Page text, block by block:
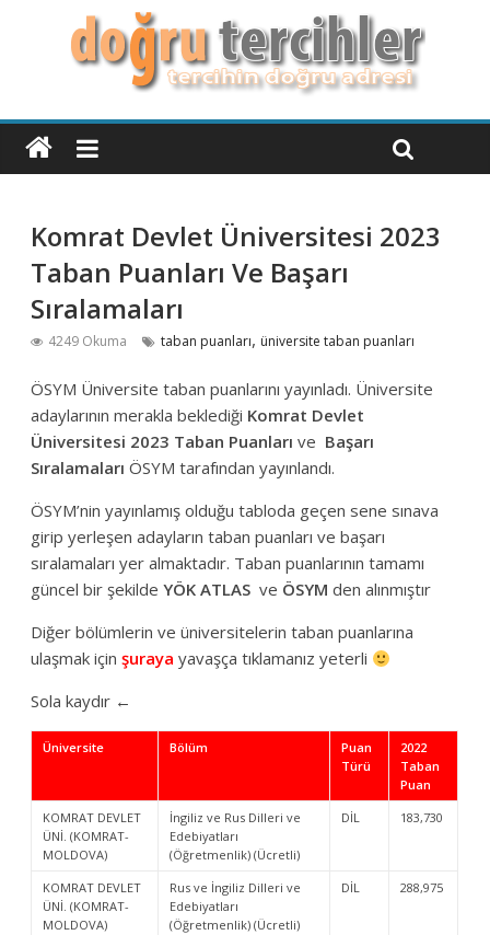
Komrat Devlet Üniversitesi 2023
Taban Puanları Ve Başarı
Sıralamaları
4249 Okuma taban puanları, üniversite taban puanları
ÖSYM Üniversite taban puanlarını yayınladı. Üniversite
adaylarının merakla beklediği Komrat Devlet
Üniversitesi 2023 Taban Puanları ve Başarı
Sıralamaları ÖSYM tarafından yayınlandı.
ÖSYM’nin yayınlamış olduğu tabloda geçen sene sınava
girip yerleşen adayların taban puanları ve başarı
sıralamaları yer almaktadır. Taban puanlarının tamamı
güncel bir şekildeYÖK ATLAS ve ÖSYM den alınmıştır
Diğer bölümlerin ve üniversitelerin taban puanlarına
ulaşmak içinşuraya yavaşça tıklamanız yeterli
Sola kaydır ←
Üniversite Bölüm
Puan
Türü
2022
Taban
Puan
KOMRAT DEVLET
ÜNİ. (KOMRAT-
MOLDOVA)
İngiliz ve Rus Dilleri ve
Edebiyatları
(Öğretmenlik) (Ücretli)
DİL 183,730
KOMRAT DEVLET
ÜNİ. (KOMRAT-
MOLDOVA)
Rus ve İngiliz Dilleri ve
Edebiyatları
(Öğretmenlik) (Ücretli)
DİL 288,975